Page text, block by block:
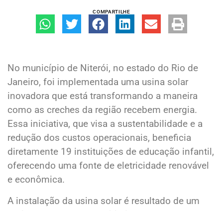
COMPARTILHE
No município de Niterói, no estado do Rio de
Janeiro, foi implementada uma usina solar
inovadora que está transformando a maneira
como as creches da região recebem energia.
Essa iniciativa, que visa a sustentabilidade e a
redução dos custos operacionais, beneficia
diretamente 19 instituições de educação infantil,
oferecendo uma fonte de eletricidade renovável
e econômica.
A instalação da usina solar é resultado de um